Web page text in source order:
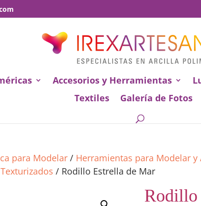
Accesorios y Herramientas
Textiles
Galería de Fotos
para Modelar / Herramientas para Modelar y
/ Rodillo Estrella de Mar
Rodillo